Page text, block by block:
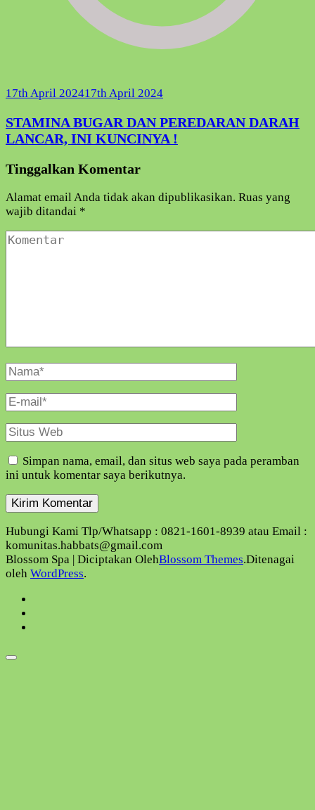
17th April 202417th April 2024
STAMINA BUGAR DAN PEREDARAN DARAH
LANCAR, INI KUNCINYA !
Tinggalkan Komentar
Alamat email Anda tidak akan dipublikasikan. Ruas yang
wajib ditandai *
Komentar
Nama
Lengkap
E-
Mail
Situs
Web
Simpan nama, email, dan situs web saya pada peramban
ini untuk komentar saya berikutnya.
Hubungi Kami Tlp/Whatsapp : 0821-1601-8939 atau Email :
komunitas.habbats@gmail.com
Blossom Spa | Diciptakan OlehBlossom Themes.Ditenagai
oleh WordPress.